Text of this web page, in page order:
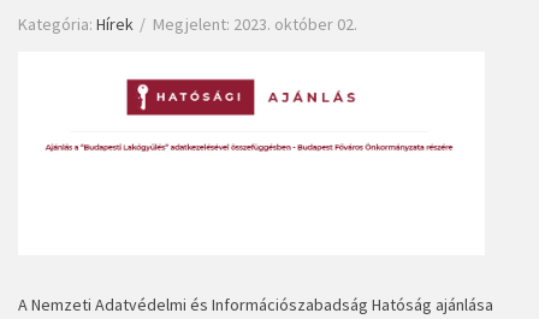
Kategória: Hírek Megjelent: 2023. október 02.
A Nemzeti Adatvédelmi és Információszabadság Hatóság ajánlása